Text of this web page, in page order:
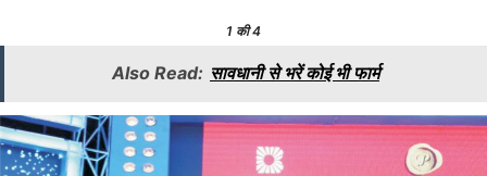
1 की 4
Also Read: सावधानी से भरें कोई भी फार्म